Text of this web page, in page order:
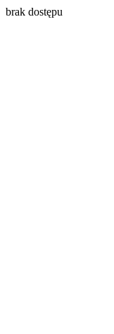
brak dostępu